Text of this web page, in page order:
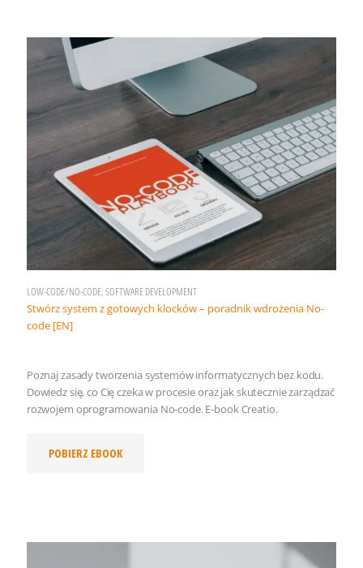
LOW-CODE/NO-CODE, SOFTWARE DEVELOPMENT
Stwórz system z gotowych klocków – poradnik wdrożenia No-
code [EN]
Poznaj zasady tworzenia systemów informatycznych bez kodu.
Dowiedz się, co Cię czeka w procesie oraz jak skutecznie zarządzać
rozwojem oprogramowania No-code. E-book Creatio.
POBIERZ EBOOK